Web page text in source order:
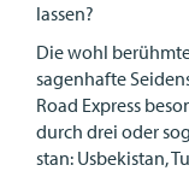
lassen?
Die wohl
sagenhafte
Road Express
durch drei oder
stan: Usbekistan,